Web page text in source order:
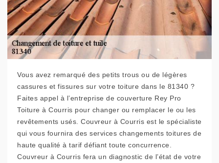
Vous avez remarqué des petits trous ou de légères
cassures et fissures sur votre toiture dans le 81340 ?
Faites appel à l’entreprise de couverture Rey Pro
Toiture à Courris pour changer ou remplacer le ou les
revêtements usés. Couvreur à Courris est le spécialiste
qui vous fournira des services changements toitures de
haute qualité à tarif défiant toute concurrence.
Couvreur à Courris fera un diagnostic de l’état de votre